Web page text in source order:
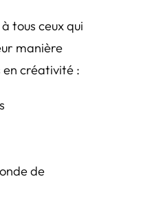
tous ceux qui
manière
en créativité :
de